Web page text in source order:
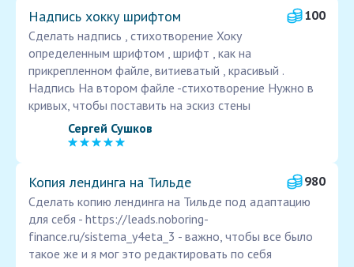
Надпись хокку шрифтом
100
Сделать надпись , стихотворение Хоку
определенным шрифтом , шрифт , как на
прикрепленном файле, витиеватый , красивый .
Надпись На втором файле -стихотворение Нужно в
кривых, чтобы поставить на эскиз стены
Сергей Сушков
Копия лендинга на Тильде
980
Сделать копию лендинга на Тильде под адаптацию
для себя - https://leads.noboring-
finance.ru/sistema_y4eta_3 - важно, чтобы все было
такое же и я мог это редактировать по себя